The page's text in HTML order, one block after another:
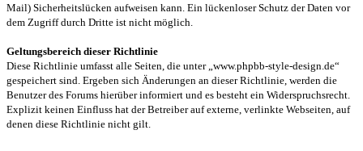
Mail) Sicherheitslücken aufweisen kann. Ein lückenloser Schutz der Daten vor
dem Zugriff durch Dritte ist nicht möglich.
Geltungsbereich dieser Richtlinie
Diese Richtlinie umfasst alle Seiten, die unter „www.phpbb-style-design.de“
gespeichert sind. Ergeben sich Änderungen an dieser Richtlinie, werden die
Benutzer des Forums hierüber informiert und es besteht ein Widerspruchsrecht.
Explizit keinen Einfluss hat der Betreiber auf externe, verlinkte Webseiten, auf
denen diese Richtlinie nicht gilt.